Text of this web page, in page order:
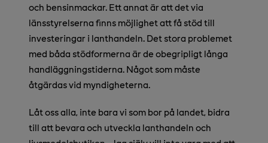
och bensinmackar. Ett annat är att det via
länsstyrelserna finns möjlighet att få stöd till
investeringar i lanthandeln. Det stora problemet
med båda stödformerna är de obegripligt långa
handläggningstiderna. Något som måste
åtgärdas vid myndigheterna.
Låt oss alla, inte bara vi som bor på landet, bidra
till att bevara och utveckla lanthandeln och